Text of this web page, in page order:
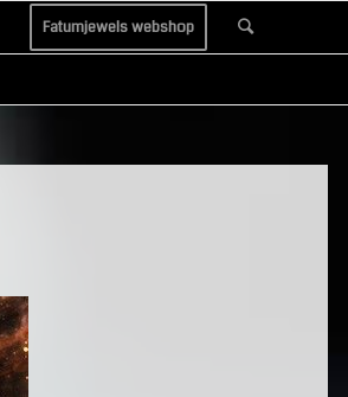
Fatumjewels webshop